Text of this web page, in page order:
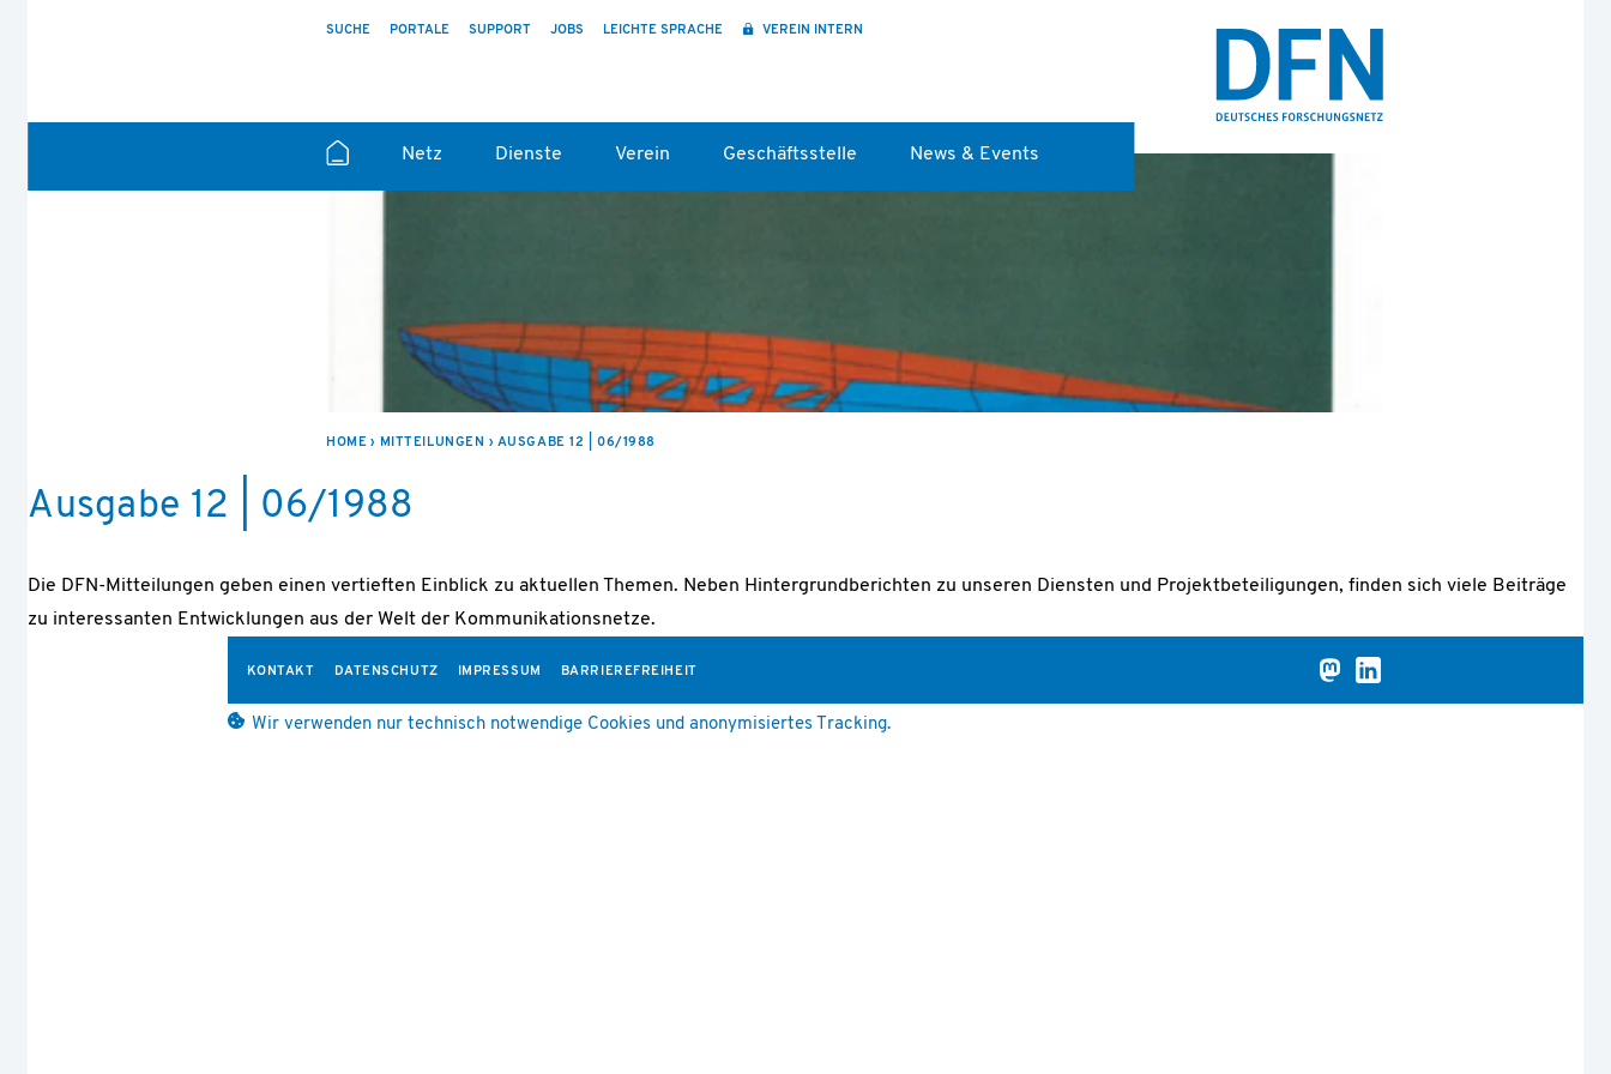
SUCHE PORTALE SUPPORT JOBS LEICHTE SPRACHE VEREIN INTERN
Netz Dienste Verein Geschäftsstelle News & Events
HOME MITTEILUNGEN AUSGABE 12 | 06/1988
Ausgabe 12 | 06/1988
Die DFN-Mitteilungen geben einen vertieften Einblick zu aktuellen Themen. Neben Hintergrundberichten zu unseren Diensten und Projektbeteiligungen, finden sich viele Beiträge
zu interessanten Entwicklungen aus der Welt der Kommunikationsnetze.
KONTAKT DATENSCHUTZ IMPRESSUM BARRIEREFREIHEIT
Wir verwenden nur technisch notwendige Cookies und anonymisiertes Tracking.